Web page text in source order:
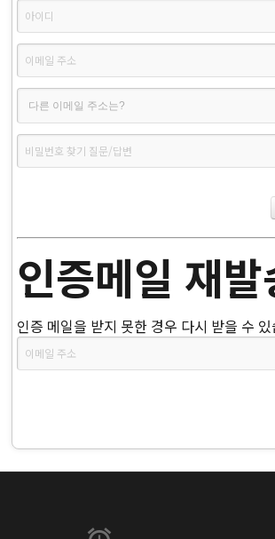
인증메일 재발
인증 메일을 받지 못한 경우 다시 받을 수